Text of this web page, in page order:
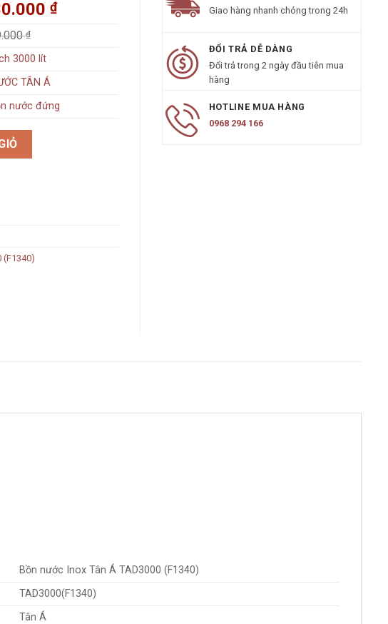
₫
₫
3000 lít
TÂN Á
nước đứng
số lượng
(F1340)
Giao hàng nhanh chóng trong 24h
ĐỔI TRẢ DỄ DÀNG
Đổi trả trong 2 ngày đầu tiên mua
hàng
HOTLINE MUA HÀNG
0968 294 166
Bồn nước Inox Tân Á TAD3000 (F1340)
TAD3000(F1340)
Tân Á